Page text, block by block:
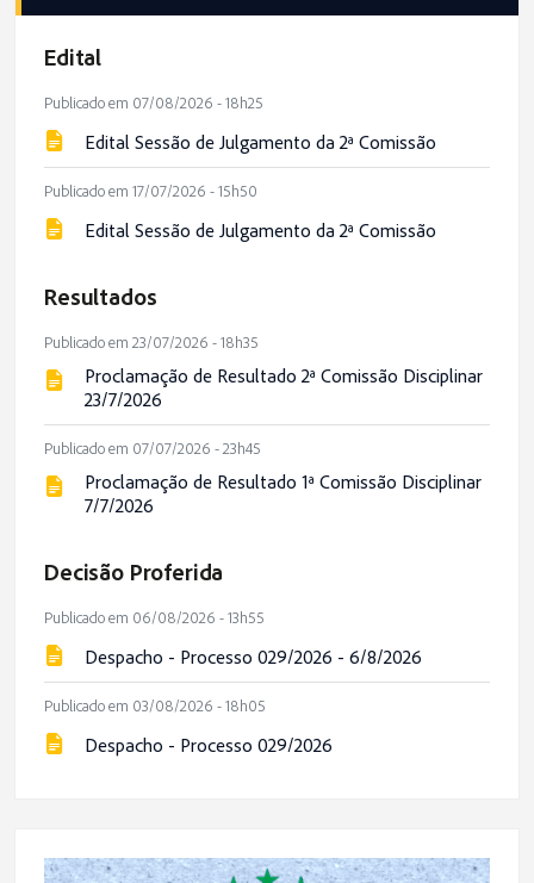
Edital
Publicado em 07/08/2026 - 18h25
Edital Sessão de Julgamento da 2ª Comissão
Publicado em 17/07/2026 - 15h50
Edital Sessão de Julgamento da 2ª Comissão
Resultados
Publicado em 23/07/2026 - 18h35
Proclamação de Resultado 2ª Comissão Disciplinar
23/7/2026
Publicado em 07/07/2026 - 23h45
Proclamação de Resultado 1ª Comissão Disciplinar
7/7/2026
Decisão Proferida
Publicado em 06/08/2026 - 13h55
Despacho - Processo 029/2026 - 6/8/2026
Publicado em 03/08/2026 - 18h05
Despacho - Processo 029/2026